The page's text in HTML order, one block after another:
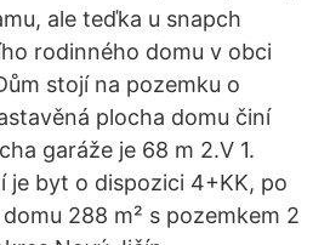
ale teďka u snapch
rodinného domu v obci
stojí na pozemku o
plocha domu činí
garáže je 68 m 2.V 1.
je byt o dispozici 4+KK, po
288 m² s pozemkem 2